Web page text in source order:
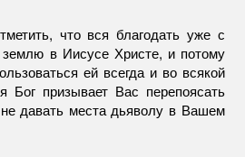
что вся благодать уже с
в Иисусе Христе, и потому
ей всегда и во всякой
Бог призывает Вас перепоясать
давать места дьяволу в Вашем